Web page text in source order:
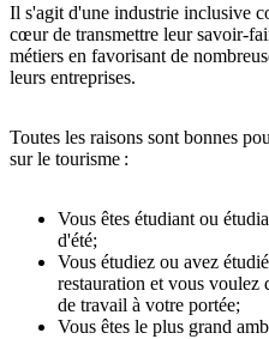
Il s'agit d'une industrie inclusive
cœur de transmettre leur savoir-
métiers en favorisant de
leurs entreprises.
Toutes les raisons sont bonnes
sur le tourisme :
Vous êtes étudiant ou
d'été;
Vous étudiez ou avez
restauration et vous
de travail à votre portée;
Vous êtes le plus grand